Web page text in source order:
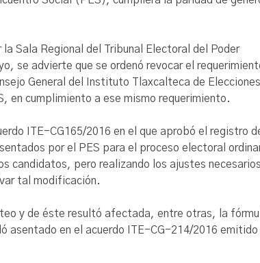
Sala Regional del Tribunal Electoral del Poder
se advierte que se ordenó revocar el
General del Instituto Tlaxcalteca de Elecciones
en cumplimiento a ese mismo requerimiento.
ITE-CG165/2016 en el que aprobó el registro
por el PES para el proceso electoral
candidatos, pero realizando los ajustes necesarios
tal modificación.
y de éste resultó afectada, entre otras, la
asentado en el acuerdo ITE-CG-214/2016 emitido